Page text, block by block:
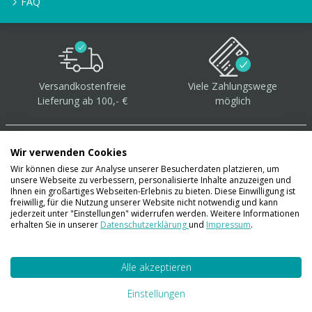
Versandkostenfreie
Lieferung ab 100,- €
Viele Zahlungswege
möglich
Über 40.000 Artikel auf
Lager
Wir verwenden Cookies
Wir können diese zur Analyse unserer Besucherdaten platzieren, um
unsere Webseite zu verbessern, personalisierte Inhalte anzuzeigen und
Ihnen ein großartiges Webseiten-Erlebnis zu bieten. Diese Einwilligung ist
freiwillig, für die Nutzung unserer Website nicht notwendig und kann
jederzeit unter "Einstellungen" widerrufen werden. Weitere Informationen
erhalten Sie in unserer Datenschutzerklärungund Impressum.
Alle akzeptieren
Einstellungen